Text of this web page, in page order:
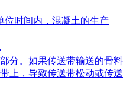
时间内，混凝土的生产
分。如果传送带输送的骨料
上，导致传送带松动或传送